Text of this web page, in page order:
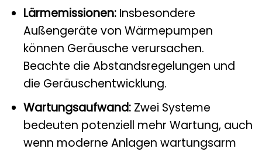
Lärmemissionen:Insbesondere
Außengeräte von Wärmepumpen
können Geräusche verursachen.
Beachte die Abstandsregelungen und
die Geräuschentwicklung.
Wartungsaufwand:Zwei Systeme
bedeuten potenziell mehr Wartung, auch
wenn moderne Anlagen wartungsarm